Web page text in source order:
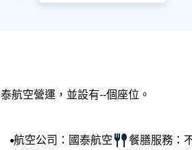
航空營運，並設有--個座位。
航空公司：國泰航空
餐膳服務：